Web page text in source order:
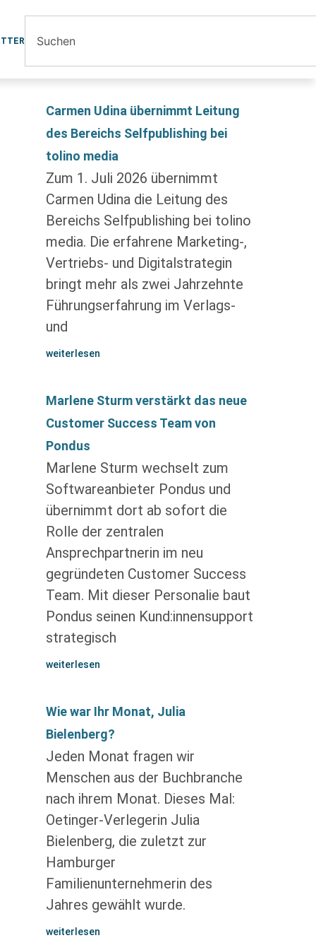
Carmen Udina übernimmt Leitung
des Bereichs Selfpublishing bei
tolino media
Zum 1. Juli 2026 übernimmt
Carmen Udina die Leitung des
Bereichs Selfpublishing bei tolino
media. Die erfahrene Marketing-,
Vertriebs- und Digitalstrategin
bringt mehr als zwei Jahrzehnte
Führungserfahrung im Verlags-
und
weiterlesen
Marlene Sturm verstärkt das neue
Customer Success Team von
Pondus
Marlene Sturm wechselt zum
Softwareanbieter Pondus und
übernimmt dort ab sofort die
Rolle der zentralen
Ansprechpartnerin im neu
gegründeten Customer Success
Team. Mit dieser Personalie baut
Pondus seinen Kund:innensupport
strategisch
weiterlesen
Wie war Ihr Monat, Julia
Bielenberg?
Jeden Monat fragen wir
Menschen aus der Buchbranche
nach ihrem Monat. Dieses Mal:
Oetinger-Verlegerin Julia
Bielenberg, die zuletzt zur
Hamburger
Familienunternehmerin des
Jahres gewählt wurde.
weiterlesen